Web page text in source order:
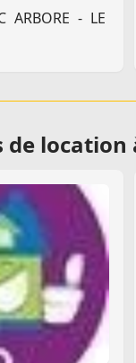
ARBORE - LE
de location